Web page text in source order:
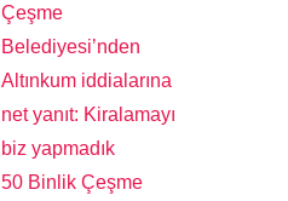
Çeşme
Belediyesi’nden
Altınkum iddialarına
net yanıt: Kiralamayı
biz yapmadık
50 Binlik Çeşme